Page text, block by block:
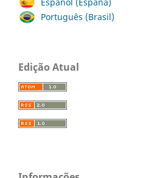
Español (España)
Português (Brasil)
Edição Atual